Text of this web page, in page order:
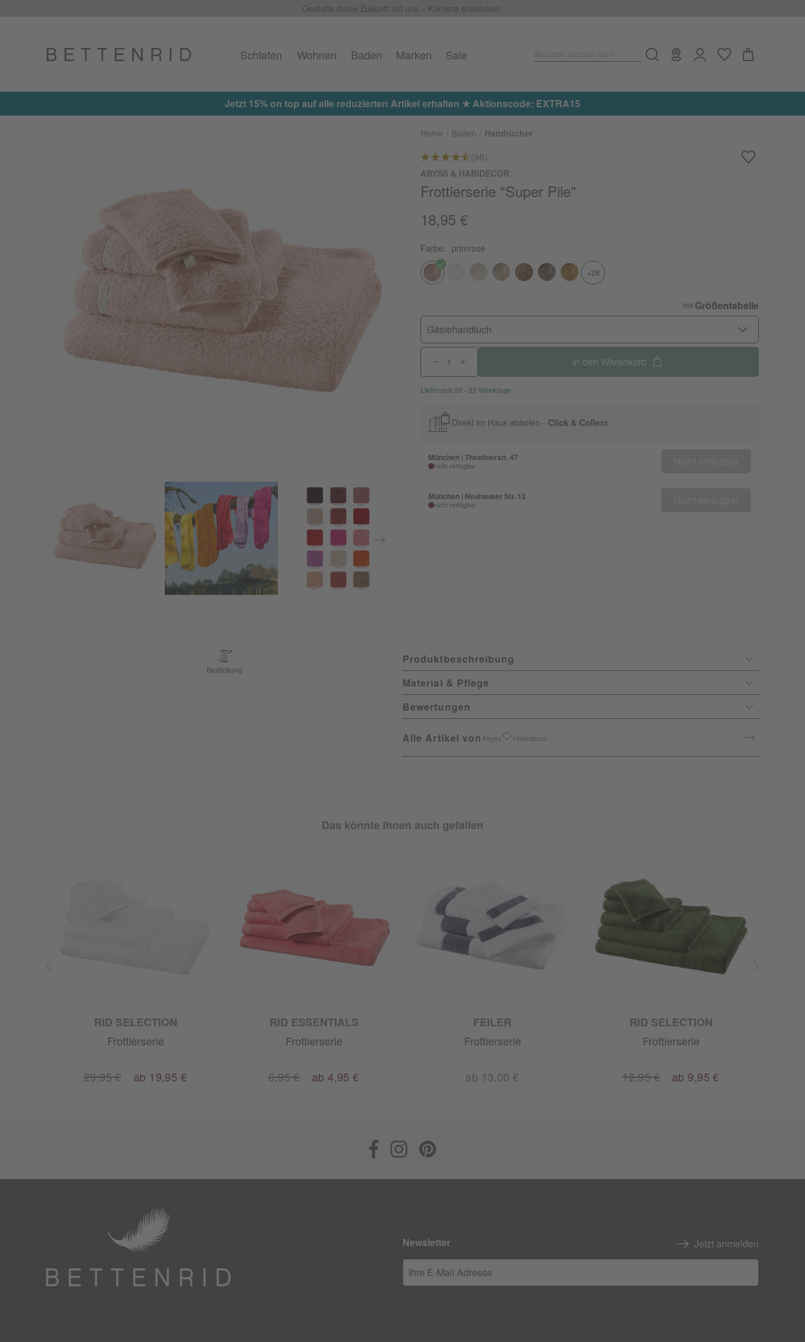
Gestalte deine Zukunft mit uns – Karriere entdecken.
Schlafen Wohnen Baden Marken Sale
Jetzt 15% on top auf alle reduzierten Artikel erhalten ★ Aktionscode: EXTRA15
Home Baden Handtücher
(96)
ABYSS & HABIDECOR
Frottierserie "Super Pile"
18,95 €
Farbe: primrose
+28
Größentabelle
Gästehandtuch
In den Warenkorb
Lieferzeit 20 - 22 Werktage
Direkt im Haus abholen - Click & Collect
München | Theatinerstr. 47
nicht verfügbar
München | Neuhauser Str. 12
nicht verfügbar
Bestickung
Produktbeschreibung
Material & Pflege
Bewertungen
Alle Artikel von
Das könnte Ihnen auch gefallen
RID SELECTION
Frottierserie
29,95 € ab 19,95 €
RID ESSENTIALS
Frottierserie
6,95 € ab 4,95 €
FEILER
Frottierserie
ab 13,00 €
RID SELECTION
Frottierserie
12,95 € ab 9,95 €
Newsletter Jetzt anmelden
Ihre E-Mail Adresse